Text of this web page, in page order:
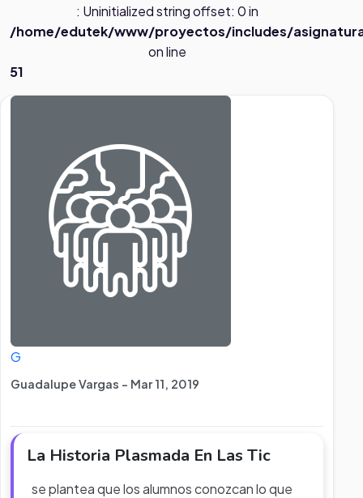
: Uninitialized string offset: 0 in
/home/edutek/www/proyectos/includes/
on line
51
G
Guadalupe Vargas - Mar 11, 2019
La Historia Plasmada En Las Tic
se plantea que los alumnos conozcan lo que